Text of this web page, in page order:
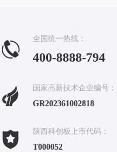
全国统一热线：
400-8888-794
国家高新技术企业编号：
GR202361002818
陕西科创板上市代码：
T000052